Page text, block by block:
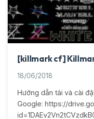
[killmark cf]
18/06/2018
Hướng dẫn tải và cài
Google: https://